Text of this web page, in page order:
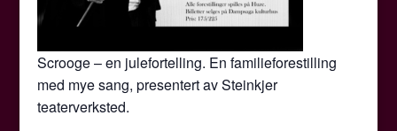
Scrooge – en julefortelling. En familieforestilling
med mye sang, presentert av Steinkjer
teaterverksted.